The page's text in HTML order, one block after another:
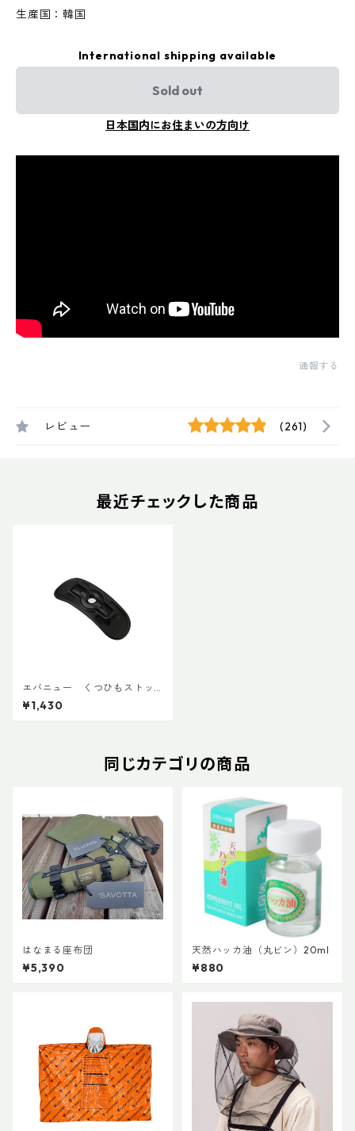
生産国：韓国
International shipping available
Sold out
日本国内にお住まいの方向け
通報する
レビュー (261)
最近チェックした商品
エバニュー くつひもストッ
パー EBY020
¥1,430
同じカテゴリの商品
はなまる座布団
¥5,390
天然ハッカ油（丸ビン）20ml
¥880